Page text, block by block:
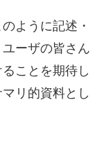
ように記述・
ーザの皆さん
ことを期待し
リ的資料とし